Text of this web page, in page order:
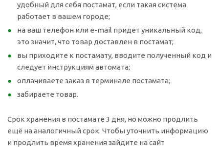
удобный для себя постамат, если такая система
работает в вашем городе;
на ваш телефон или e-mail придет уникальный код,
это значит, что товар доставлен в постамат;
вы приходите к постамату, вводите полученный код и
следует инструкциям автомата;
оплачиваете заказ в терминале постамата;
забираете товар.
Срок хранения в постамате 3 дня, но можно продлить
ещё на аналогичный срок. Чтобы уточнить информацию
и продлить время хранения зайдите на сайт